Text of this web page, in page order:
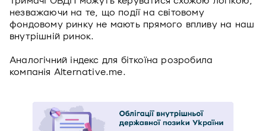
незважаючи на те, що події на світовому
фондовому ринку не мають прямого впливу на наш
внутрішній ринок.
Аналогічний індекс для біткоїна розробила
компанія Alternative.me.